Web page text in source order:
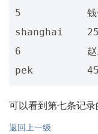
5
shanghai
6
可以看到第七条记
返回上一级